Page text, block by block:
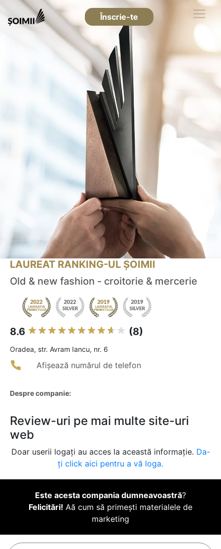
Înscrie-te
LAUREAT RANKING-UL ȘOIMII
Old & new fashion - croitorie & mercerie
8.6 (8)
Oradea, str. Avram Iancu, nr. 6
Afișează numărul de telefon
Despre companie:
Review-uri pe mai multe site-uri
web
Doar userii logați au acces la această informație. Da-
ți click aici pentru a vă loga.
Este acesta compania dumneavoastră?
Felicitări! Aă cum să primești materialele de
marketing